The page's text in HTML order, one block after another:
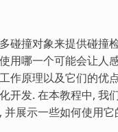
碰撞对象来提供碰撞
用哪一个可能会让人
作原理以及它们的优
开发. 在本教程中, 我
并展示一些如何使用它